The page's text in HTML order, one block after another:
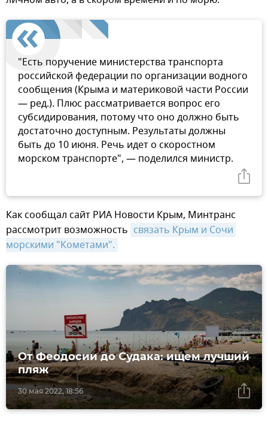
"Есть поручение министерства транспорта
российской федерации по организации водного
сообщения (Крыма и материковой части России
— ред.). Плюс рассматривается вопрос его
субсидирования, потому что оно должно быть
достаточно доступным. Результаты должны
быть до 10 июня. Речь идет о скоростном
морском транспорте", — поделился министр.
Как сообщал сайт РИА Новости Крым, Минтранс
рассмотрит возможность связать Крым и Сочи
морскими "Кометами".
30 мая 2022, 18:56
От Феодосии до Судака: ищем лучший
пляж